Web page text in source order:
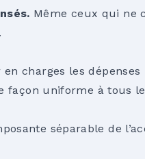
Même ceux qui ne
charges les dépenses
façon uniforme à tous
séparable de